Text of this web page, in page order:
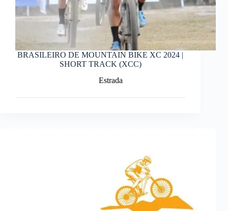
BRASILEIRO DE MOUNTAIN BIKE XC 2024 |
SHORT TRACK (XCC)
Estrada